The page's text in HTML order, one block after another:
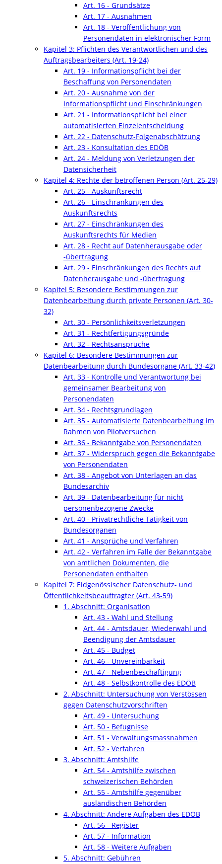
Art. 16 - Grundsätze
Art. 17 - Ausnahmen
Art. 18 - Veröffentlichung von
Personendaten in elektronischer Form
Kapitel 3: Pflichten des Verantwortlichen und des
Auftragsbearbeiters (Art. 19-24)
Art. 19 - Informationspflicht bei der
Beschaffung von Personendaten
Art. 20 - Ausnahme von der
Informationspflicht und Einschränkungen
Art. 21 - Informationspflicht bei einer
automatisierten Einzelentscheidung
Art. 22 - Datenschutz-Folgenabschätzung
Art. 23 - Konsultation des EDÖB
Art. 24 - Meldung von Verletzungen der
Datensicherheit
Kapitel 4: Rechte der betroffenen Person (Art. 25-29)
Art. 25 - Auskunftsrecht
Art. 26 - Einschränkungen des
Auskunftsrechts
Art. 27 - Einschränkungen des
Auskunftsrechts für Medien
Art. 28 - Recht auf Datenherausgabe oder
-übertragung
Art. 29 - Einschränkungen des Rechts auf
Datenherausgabe und -übertragung
Kapitel 5: Besondere Bestimmungen zur
Datenbearbeitung durch private Personen (Art. 30-
32)
Art. 30 - Persönlichkeitsverletzungen
Art. 31 - Rechtfertigungsgründe
Art. 32 - Rechtsansprüche
Kapitel 6: Besondere Bestimmungen zur
Datenbearbeitung durch Bundesorgane (Art. 33-42)
Art. 33 - Kontrolle und Verantwortung bei
gemeinsamer Bearbeitung von
Personendaten
Art. 34 - Rechtsgrundlagen
Art. 35 - Automatisierte Datenbearbeitung im
Rahmen von Pilotversuchen
Art. 36 - Bekanntgabe von Personendaten
Art. 37 - Widerspruch gegen die Bekanntgabe
von Personendaten
Art. 38 - Angebot von Unterlagen an das
Bundesarchiv
Art. 39 - Datenbearbeitung für nicht
personenbezogene Zwecke
Art. 40 - Privatrechtliche Tätigkeit von
Bundesorganen
Art. 41 - Ansprüche und Verfahren
Art. 42 - Verfahren im Falle der Bekanntgabe
von amtlichen Dokumenten, die
Personendaten enthalten
Kapitel 7: Eidgenössischer Datenschutz- und
Öffentlichkeitsbeauftragter (Art. 43-59)
1. Abschnitt: Organisation
Art. 43 - Wahl und Stellung
Art. 44 - Amtsdauer, Wiederwahl und
Beendigung der Amtsdauer
Art. 45 - Budget
Art. 46 - Unvereinbarkeit
Art. 47 - Nebenbeschäftigung
Art. 48 - Selbstkontrolle des EDÖB
2. Abschnitt: Untersuchung von Verstössen
gegen Datenschutzvorschriften
Art. 49 - Untersuchung
Art. 50 - Befugnisse
Art. 51 - Verwaltungsmassnahmen
Art. 52 - Verfahren
3. Abschnitt: Amtshilfe
Art. 54 - Amtshilfe zwischen
schweizerischen Behörden
Art. 55 - Amtshilfe gegenüber
ausländischen Behörden
4. Abschnitt: Andere Aufgaben des EDÖB
Art. 56 - Register
Art. 57 - Information
Art. 58 - Weitere Aufgaben
5. Abschnitt: Gebühren